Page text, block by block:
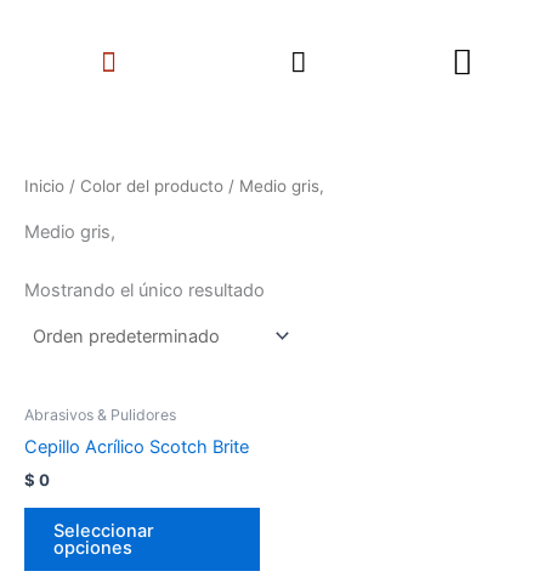
Menu Search
Inicio / Color del producto / Medio gris,
Medio gris,
Mostrando el único resultado
Abrasivos & Pulidores
Cepillo Acrílico Scotch Brite
$ 0
Seleccionar
opciones